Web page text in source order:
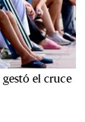
gestó el cruce